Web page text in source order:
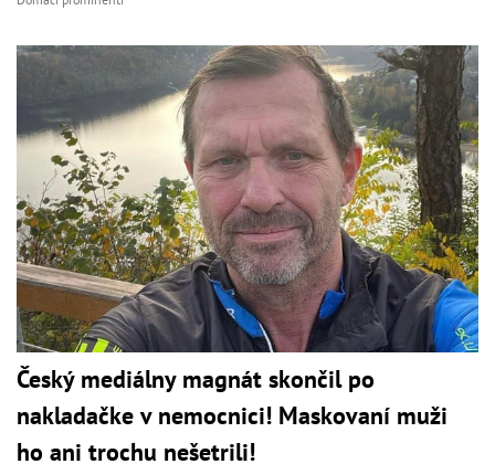
Český mediálny magnát skončil po
nakladačke v nemocnici! Maskovaní muži
ho ani trochu nešetrili!